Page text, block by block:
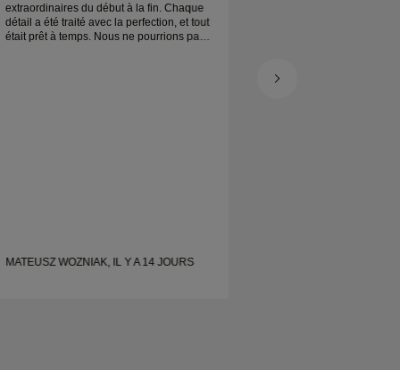
extraordinaires du début à la fin. Chaque
détail a été traité avec la perfection, et tout
était prêt à temps. Nous ne pourrions pas
MATEUSZ WOZNIAK, IL Y A 14 JOURS